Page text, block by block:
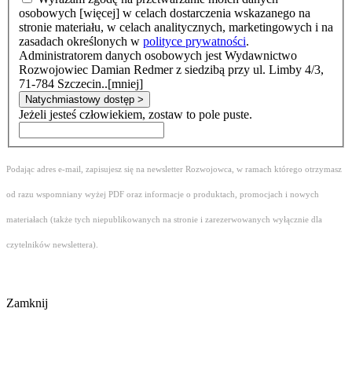
osobowych [więcej] w celach dostarczenia wskazanego na
stronie materiału, w celach analitycznych, marketingowych i na
zasadach określonych w polityce prywatności.
Administratorem danych osobowych jest Wydawnictwo
Rozwojowiec Damian Redmer z siedzibą przy ul. Limby 4/3,
71-784 Szczecin..[mniej]
Natychmiastowy dostęp >
Jeżeli jesteś człowiekiem, zostaw to pole puste.
Podając adres e-mail, zapisujesz się na newsletter Rozwojowca, w ramach którego otrzymasz
od razu wspomniany wyżej PDF oraz informacje o produktach, promocjach i nowych
materiałach (także tych niepublikowanych na stronie i zarezerwowanych wyłącznie dla
czytelników newslettera).
Zamknij